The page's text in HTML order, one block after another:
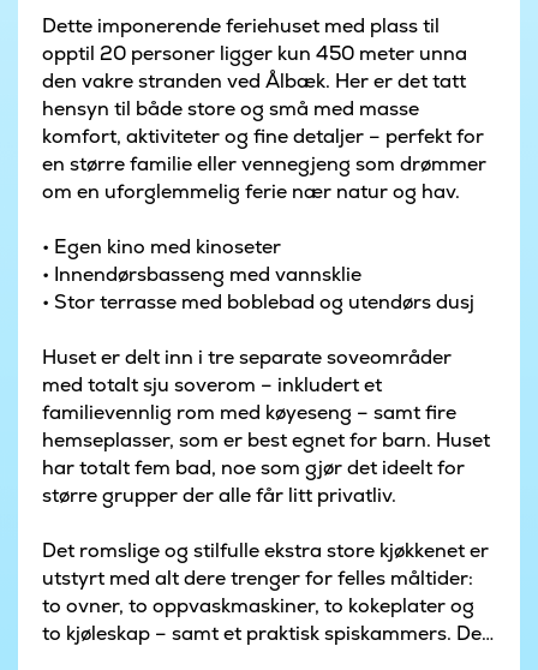
Dette imponerende feriehuset med plass til
opptil 20 personer ligger kun 450 meter unna
den vakre stranden ved Ålbæk. Her er det tatt
hensyn til både store og små med masse
komfort, aktiviteter og fine detaljer – perfekt for
en større familie eller vennegjeng som drømmer
om en uforglemmelig ferie nær natur og hav.
• Egen kino med kinoseter
• Innendørsbasseng med vannsklie
• Stor terrasse med boblebad og utendørs dusj
Huset er delt inn i tre separate soveområder
med totalt sju soverom – inkludert et
familievennlig rom med køyeseng – samt fire
hemseplasser, som er best egnet for barn. Huset
har totalt fem bad, noe som gjør det ideelt for
større grupper der alle får litt privatliv.
Det romslige og stilfulle ekstra store kjøkkenet er
utstyrt med alt dere trenger for felles måltider:
to ovner, to oppvaskmaskiner, to kokeplater og
to kjøleskap – samt et praktisk spiskammers. Det